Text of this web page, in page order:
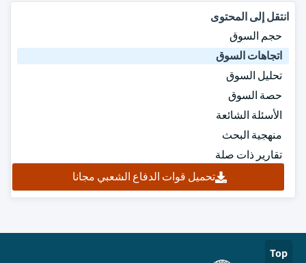
انتقل إلى المحتوى
حجم السوق
اتجاهات السوق
تحليل السوق
حصة السوق
الأسئلة الشائعة
منهجية البحث
تقارير ذات صلة
تحميل قوات الدفاع الشعبي مجانا
Top